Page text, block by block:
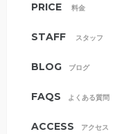
PRICE 料金
STAFF スタッフ
BLOG ブログ
FAQS よくある質問
ACCESS アクセス